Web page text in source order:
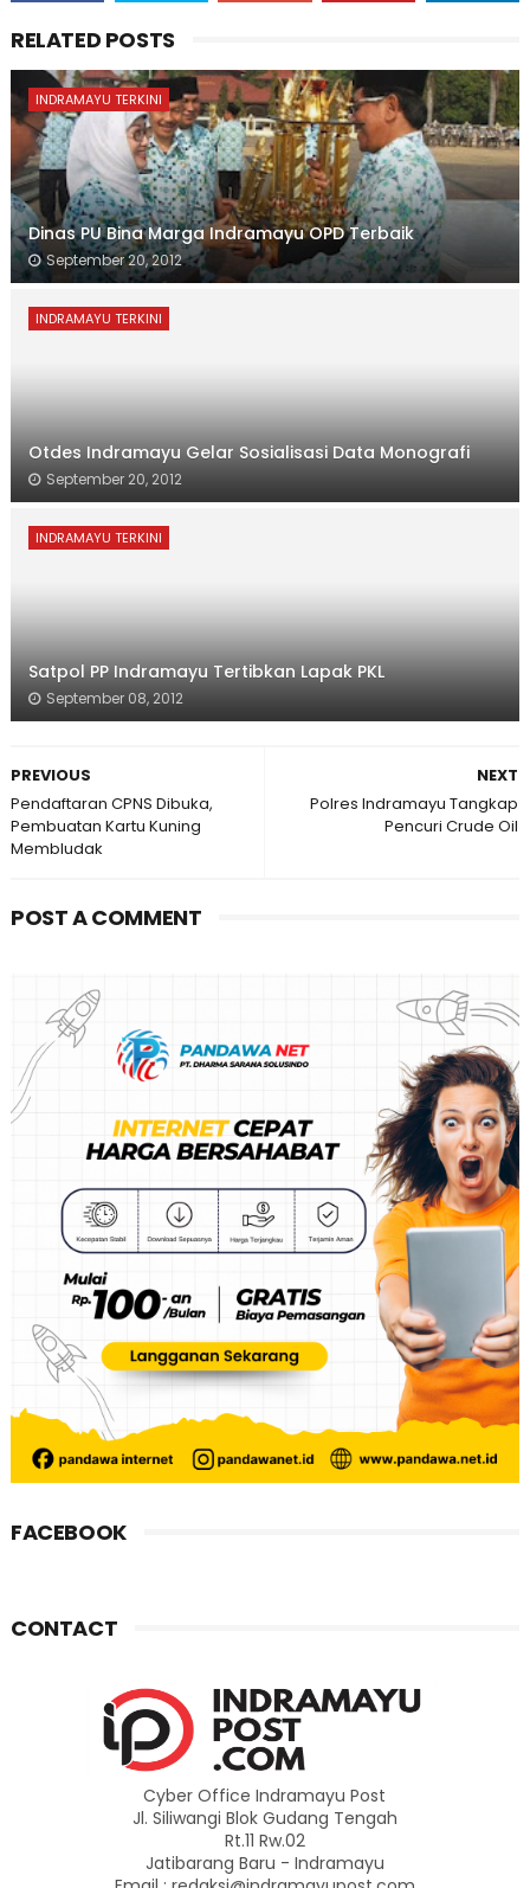
RELATED POSTS
INDRAMAYU TERKINI
Dinas PU Bina Marga Indramayu OPD Terbaik
September 20, 2012
INDRAMAYU TERKINI
Otdes Indramayu Gelar Sosialisasi Data Monografi
September 20, 2012
INDRAMAYU TERKINI
Satpol PP Indramayu Tertibkan Lapak PKL
September 08, 2012
NEXT
Polres Indramayu Tangkap
Pencuri Crude Oil
PREVIOUS
Pendaftaran CPNS Dibuka,
Pembuatan Kartu Kuning
Membludak
POST A COMMENT
FACEBOOK
CONTACT
Cyber Office Indramayu Post
Jl. Siliwangi Blok Gudang Tengah
Rt.11 Rw.02
Jatibarang Baru - Indramayu